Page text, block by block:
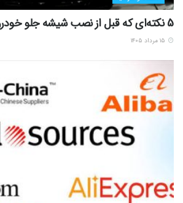
5 نکته‌ای که قبل از نصب شیشه جلو خودرو باید بدانید